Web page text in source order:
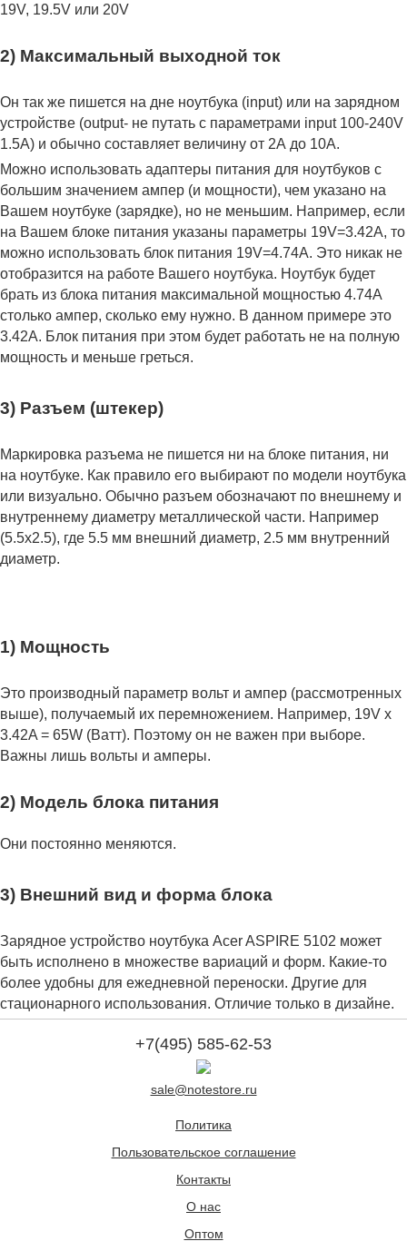
19V, 19.5V или 20V
2) Максимальный выходной ток
Он так же пишется на дне ноутбука (input) или на зарядном
устройстве (output- не путать с параметрами input 100-240V
1.5A) и обычно составляет величину от 2А до 10A.
Можно использовать адаптеры питания для ноутбуков с
большим значением ампер (и мощности), чем указано на
Вашем ноутбуке (зарядке), но не меньшим. Например, если
на Вашем блоке питания указаны параметры 19V=3.42A, то
можно использовать блок питания 19V=4.74A. Это никак не
отобразится на работе Вашего ноутбука. Ноутбук будет
брать из блока питания максимальной мощностью 4.74А
столько ампер, сколько ему нужно. В данном примере это
3.42А. Блок питания при этом будет работать не на полную
мощность и меньше греться.
3) Разъем (штекер)
Маркировка разъема не пишется ни на блоке питания, ни
на ноутбуке. Как правило его выбирают по модели ноутбука
или визуально. Обычно разъем обозначают по внешнему и
внутреннему диаметру металлической части. Например
(5.5x2.5), где 5.5 мм внешний диаметр, 2.5 мм внутренний
диаметр.
1) Мощность
Это производный параметр вольт и ампер (рассмотренных
выше), получаемый их перемножением. Например, 19V x
3.42A = 65W (Ватт). Поэтому он не важен при выборе.
Важны лишь вольты и амперы.
2) Модель блока питания
Они постоянно меняются.
3) Внешний вид и форма блока
Зарядное устройство ноутбука Acer ASPIRE 5102 может
быть исполнено в множестве вариаций и форм. Какие-то
более удобны для ежедневной переноски. Другие для
стационарного использования. Отличие только в дизайне.
+7(495) 585-62-53
sale@notestore.ru
Политика
Пользовательское соглашение
Контакты
О нас
Оптом